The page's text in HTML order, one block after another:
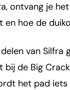
ontvang je
hoe de
van Silfra
bij de Big
het pad